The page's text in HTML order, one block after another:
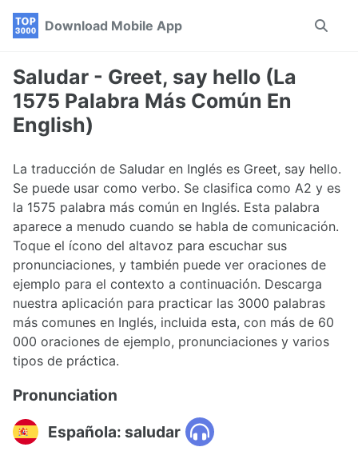
Skip
navigation
Skip
Skip
Download Mobile App
Toggle
Saludar - Greet, say hello (La
1575 Palabra Más Común En
English)
La traducción de Saludar en Inglés es Greet, say hello.
Se puede usar como verbo. Se clasifica como A2 y es
la 1575 palabra más común en Inglés. Esta palabra
aparece a menudo cuando se habla de comunicación.
Toque el ícono del altavoz para escuchar sus
pronunciaciones, y también puede ver oraciones de
ejemplo para el contexto a continuación. Descarga
nuestra aplicación para practicar las 3000 palabras
más comunes en Inglés, incluida esta, con más de 60
000 oraciones de ejemplo, pronunciaciones y varios
tipos de práctica.
Pronunciation
Española: saludar